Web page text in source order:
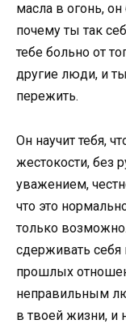
масла в огонь,
почему ты так
тебе больно от
другие люди, и
пережить.
Он научит тебя,
жестокости, без
уважением,
что это
только
сдерживать себя
прошлых
неправильным
в твоей жизни, и